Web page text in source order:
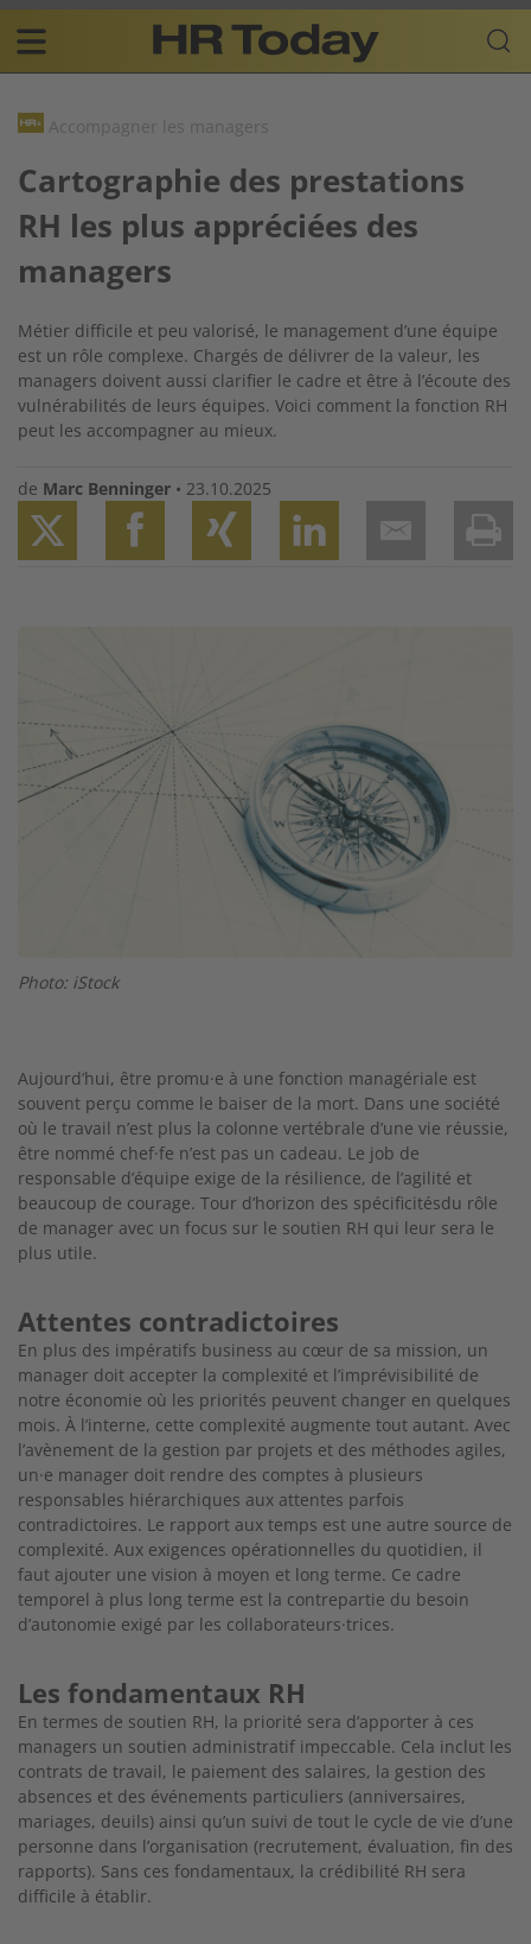
Skip
content
Plattform
für
Resources
navigation
Accompagner les managers
Cartographie des prestations
RH les plus appréciées des
managers
Métier difficile et peu valorisé, le management d’une équipe
est un rôle complexe. Chargés de délivrer de la valeur, les
managers doivent aussi clarifier le cadre et être à l’écoute des
vulnérabilités de leurs équipes. Voici comment la fonction RH
peut les accompagner au mieux.
de Marc Benninger • 23.10.2025
Photo: iStock
Aujourd’hui, être promu·e à une fonction managériale est
souvent perçu comme le baiser de la mort. Dans une société
où le travail n’est plus la colonne vertébrale d’une vie réussie,
être nommé chef·fe n’est pas un cadeau. Le job de
responsable d’équipe exige de la résilience, de l’agilité et
beaucoup de courage. Tour d’horizon des spécificitésdu rôle
de manager avec un focus sur le soutien RH qui leur sera le
plus utile.
Attentes contradictoires
En plus des impératifs business au cœur de sa mission, un
manager doit accepter la complexité et l’imprévisibilité de
notre économie où les priorités peuvent changer en quelques
mois. À l’interne, cette complexité augmente tout autant. Avec
l’avènement de la gestion par projets et des méthodes agiles,
un·e manager doit rendre des comptes à plusieurs
responsables hiérarchiques aux attentes parfois
contradictoires. Le rapport aux temps est une autre source de
complexité. Aux exigences opérationnelles du quotidien, il
faut ajouter une vision à moyen et long terme. Ce cadre
temporel à plus long terme est la contrepartie du besoin
d’autonomie exigé par les collaborateurs·trices.
Les fondamentaux RH
En termes de soutien RH, la priorité sera d’apporter à ces
managers un soutien administratif impeccable. Cela inclut les
contrats de travail, le paiement des salaires, la gestion des
absences et des événements particuliers (anniversaires,
mariages, deuils) ainsi qu’un suivi de tout le cycle de vie d’une
personne dans l’organisation (recrutement, évaluation, fin des
rapports). Sans ces fondamentaux, la crédibilité RH sera
difficile à établir.